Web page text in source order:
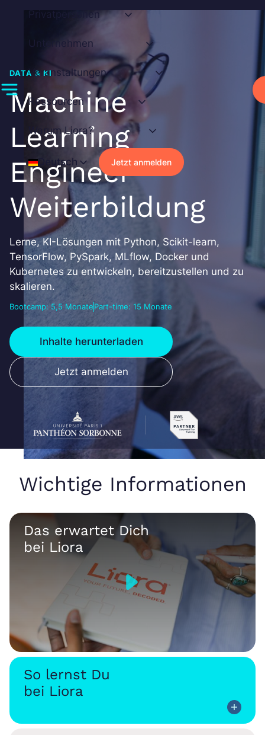
Privatpersonen
Unternehmen
Veranstaltungen
Ressourcen
Warum Liora?
Deutsch Jetzt anmelden
DATA & KI
Machine
Learning
Engineer
Weiterbildung
Lerne, KI-Lösungen mit Python, Scikit-learn,
TensorFlow, PySpark, MLflow, Docker und
Kubernetes zu entwickeln, bereitzustellen und zu
skalieren.
Bootcamp: 5,5 MonatePart-time: 15 Monate
Inhalte herunterladen
Jetzt anmelden
Wichtige Informationen
Das erwartet Dich
bei Liora
So lernst Du
bei Liora